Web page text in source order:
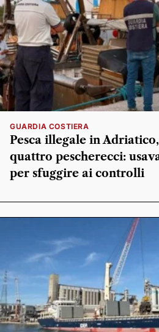
GUARDIA COSTIERA
Pesca illegale in
quattro pescherecci:
per sfuggire ai controlli